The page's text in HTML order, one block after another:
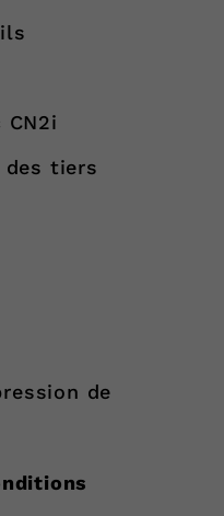
CN2i
des tiers
de